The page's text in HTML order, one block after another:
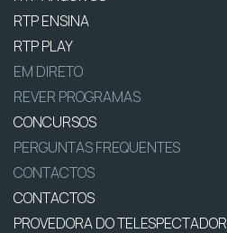
RTP ENSINA
RTP PLAY
EM DIRETO
REVER PROGRAMAS
CONCURSOS
PERGUNTAS FREQUENTES
CONTACTOS
CONTACTOS
PROVEDORA DO TELESPECTADOR